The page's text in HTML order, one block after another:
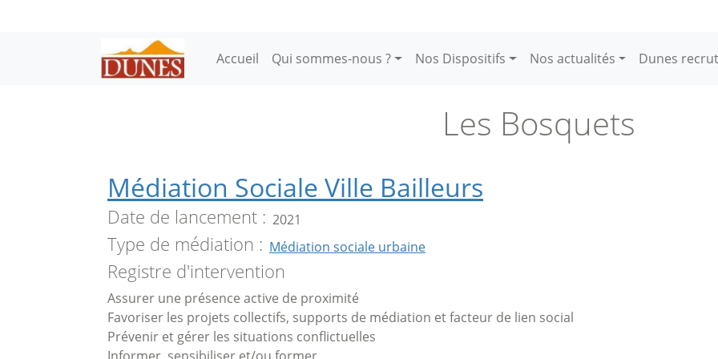
Main navigation
Accueil Qui sommes-nous ? Nos Dispositifs Nos actualités Dunes
Les Bosquets
Médiation Sociale Ville Bailleurs
Date de lancement 2021
Type de médiation Médiation sociale urbaine
Registre d'intervention
Assurer une présence active de proximité
Favoriser les projets collectifs, supports de médiation et facteur de lien social
Prévenir et gérer les situations conflictuelles